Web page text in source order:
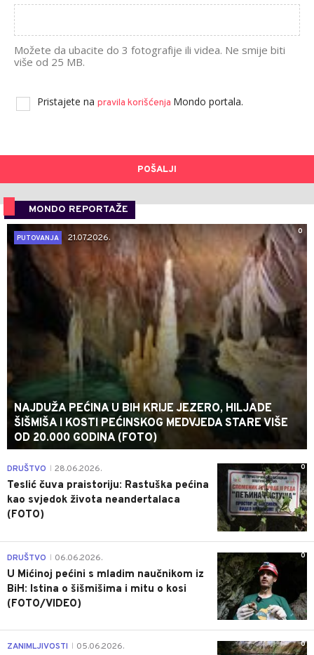
Možete da ubacite do 3 fotografije ili videa. Ne smije biti
više od 25 MB.
Pristajete na pravila korišćenja Mondo portala.
POŠALJI
MONDO REPORTAŽE
0
PUTOVANJA
21.07.2026.
NAJDUŽA PEĆINA U BIH KRIJE JEZERO, HILJADE
ŠIŠMIŠA I KOSTI PEĆINSKOG MEDVJEDA STARE VIŠE
OD 20.000 GODINA (FOTO)
0
DRUŠTVO 28.06.2026.
Teslić čuva praistoriju: Rastuška pećina
kao svjedok života neandertalaca
(FOTO)
0
DRUŠTVO 06.06.2026.
U Mićinoj pećini s mladim naučnikom iz
BiH: Istina o šišmišima i mitu o kosi
(FOTO/VIDEO)
0
ZANIMLJIVOSTI 05.06.2026.